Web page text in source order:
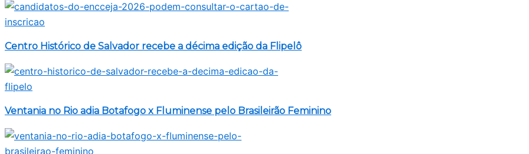
Centro Histórico de Salvador recebe a décima edição da Flipelô
Ventania no Rio adia Botafogo x Fluminense pelo Brasileirão Feminino